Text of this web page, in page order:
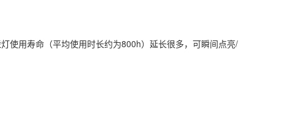
使用寿命（平均使用时长约为800h）延长很多，可瞬间点亮/